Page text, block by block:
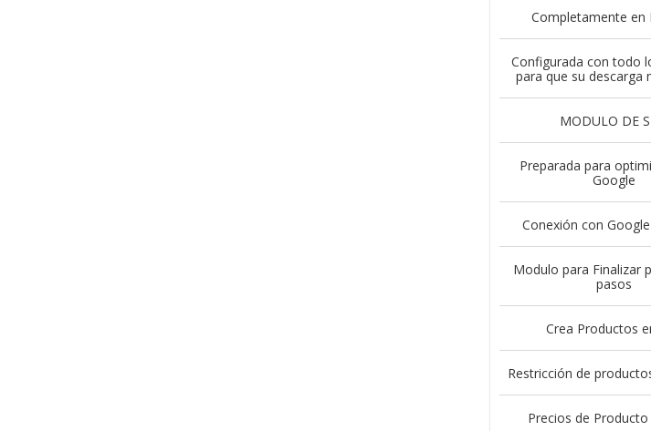
Completamente en
Configurada con todo
para que su descarga
MODULO DE
Preparada para
Google
Conexión con
Modulo para Finalizar
pasos
Crea Productos
Restricción de
Precios de